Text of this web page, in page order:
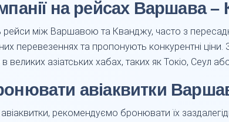
на рейсах Варшава –
рейси між Варшавою та Кванджу, часто з
перевезеннях та пропонують конкурентні
азіатських хабах, таких як Токіо, Сеул
авіаквитки
рекомендуємо бронювати їх